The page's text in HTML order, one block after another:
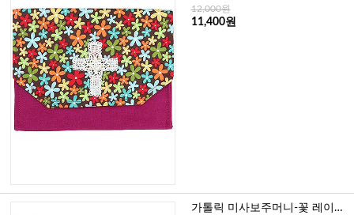
12,000원
11,400원
가톨릭 미사보주머니-꽃 레이스